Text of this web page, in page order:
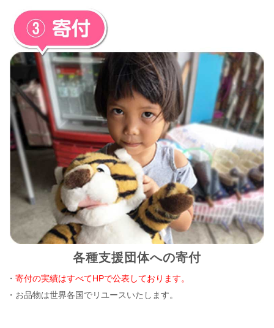
各種支援団体への寄付
・寄付の実績はすべてHPで公表しております。
・お品物は世界各国でリユースいたします。